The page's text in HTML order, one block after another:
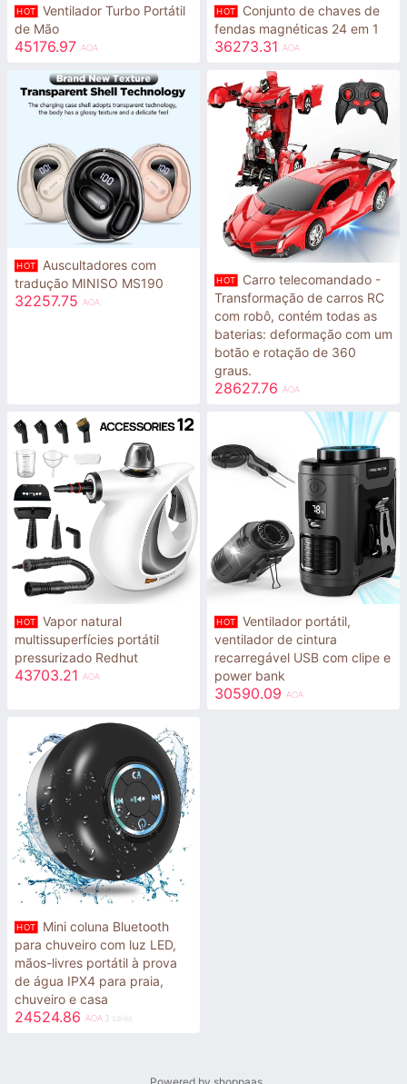
HOT
Ventilador Turbo Portátil
de Mão
45176.97 AOA
HOT
Conjunto de chaves de
fendas magnéticas 24 em 1
36273.31 AOA
HOT
Auscultadores com
tradução MINISO MS190
32257.75 AOA
HOT
Carro telecomandado -
Transformação de carros RC
com robô, contém todas as
baterias: deformação com um
botão e rotação de 360 ​​
graus.
28627.76 AOA
HOT
Vapor natural
multissuperfícies portátil
pressurizado Redhut
43703.21 AOA
HOT
Ventilador portátil,
ventilador de cintura
recarregável USB com clipe e
power bank
30590.09 AOA
HOT
Mini coluna Bluetooth
para chuveiro com luz LED,
mãos-livres portátil à prova
de água IPX4 para praia,
chuveiro e casa
24524.86 AOA 3 sales